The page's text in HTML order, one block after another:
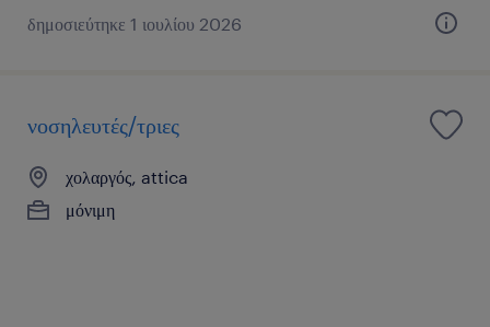
δημοσιεύτηκε 1 ιουλίου 2026
νοσηλευτές/τριες
χολαργός, attica
μόνιμη